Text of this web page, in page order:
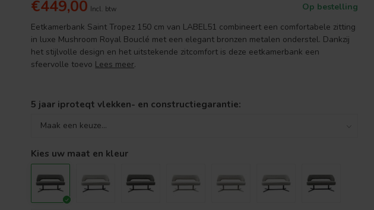
€449,00 Incl. btw
Op bestelling
Eetkamerbank Saint Tropez 150 cm van LABEL51 combineert een comfortabele zitting
in luxe Mushroom Royal Bouclé met een elegant bronzen metalen onderstel. Dankzij
het stijlvolle design en het uitstekende zitcomfort is deze eetkamerbank een
sfeervolle toevo Lees meer.
5 jaar iproteqt vlekken- en constructiegarantie:
Kies uw maat en kleur